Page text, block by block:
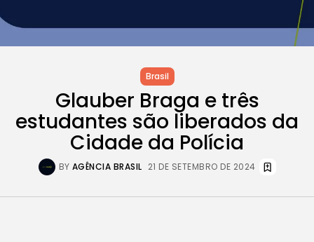
Brasil
Glauber Braga e três
estudantes são liberados da
Cidade da Polícia
BY AGÊNCIA BRASIL 21 DE SETEMBRO DE 2024